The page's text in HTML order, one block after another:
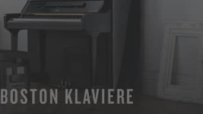
BOSTON KLAVIERE